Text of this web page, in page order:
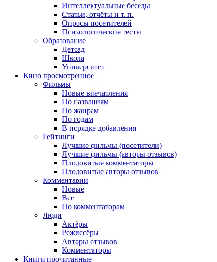
Интеллектуальные беседы
Статьи, отчёты и т. п.
Опросы посетителей
Психологические тесты
Образование
Детсад
Школа
Университет
Кино просмотренное
Фильмы
Новые впечатления
По названиям
По жанрам
По годам
В порядке добавления
Рейтинги
Лучшие фильмы (посетители)
Лучшие фильмы (авторы отзывов)
Плодовитые комментаторы
Плодовитые авторы отзывов
Комментарии
Новые
Все
По комментаторам
Люди
Актёры
Режиссёры
Авторы отзывов
Комментаторы
Книги прочитанные